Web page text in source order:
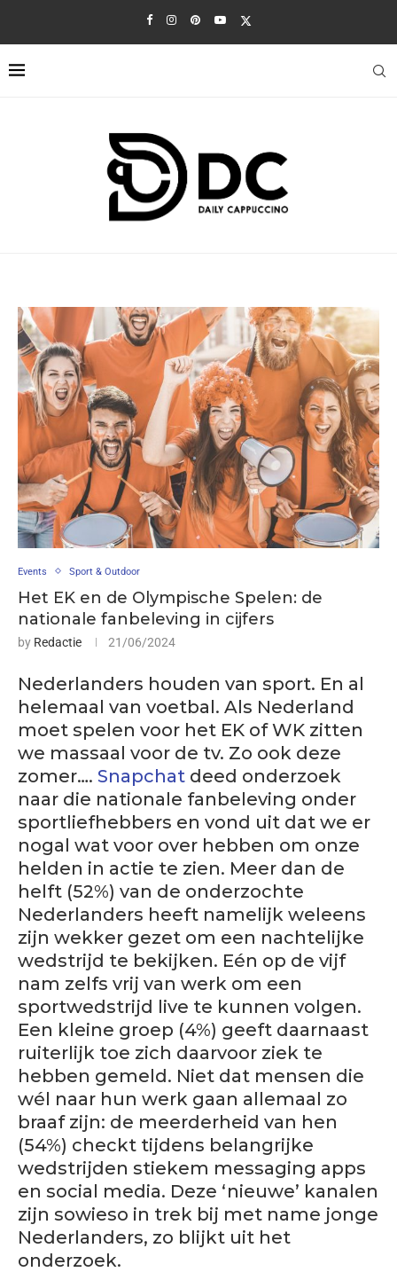
Events Sport & Outdoor
Het EK en de Olympische Spelen: de
nationale fanbeleving in cijfers
by Redactie 21/06/2024
Nederlanders houden van sport. En al
helemaal van voetbal. Als Nederland
moet spelen voor het EK of WK zitten
we massaal voor de tv. Zo ook deze
zomer…. Snapchat deed onderzoek
naar die nationale fanbeleving onder
sportliefhebbers en vond uit dat we er
nogal wat voor over hebben om onze
helden in actie te zien. Meer dan de
helft (52%) van de onderzochte
Nederlanders heeft namelijk weleens
zijn wekker gezet om een nachtelijke
wedstrijd te bekijken. Eén op de vijf
nam zelfs vrij van werk om een
sportwedstrijd live te kunnen volgen.
Een kleine groep (4%) geeft daarnaast
ruiterlijk toe zich daarvoor ziek te
hebben gemeld. Niet dat mensen die
wél naar hun werk gaan allemaal zo
braaf zijn: de meerderheid van hen
(54%) checkt tijdens belangrijke
wedstrijden stiekem messaging apps
en social media. Deze ‘nieuwe’ kanalen
zijn sowieso in trek bij met name jonge
Nederlanders, zo blijkt uit het
onderzoek.